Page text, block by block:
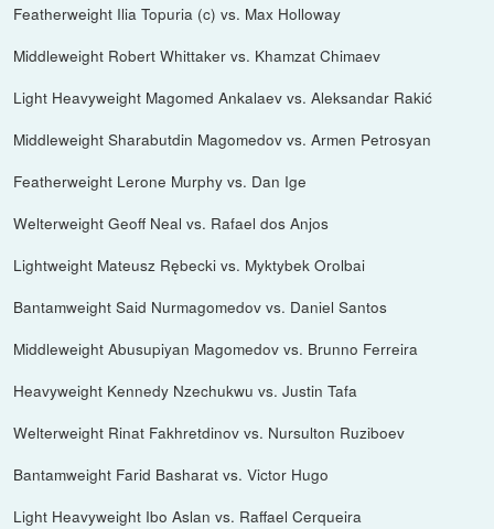
Featherweight Ilia Topuria (c) vs. Max Holloway
Middleweight Robert Whittaker vs. Khamzat Chimaev
Light Heavyweight Magomed Ankalaev vs. Aleksandar Rakić
Middleweight Sharabutdin Magomedov vs. Armen Petrosyan
Featherweight Lerone Murphy vs. Dan Ige
Welterweight Geoff Neal vs. Rafael dos Anjos
Lightweight Mateusz Rębecki vs. Myktybek Orolbai
Bantamweight Said Nurmagomedov vs. Daniel Santos
Middleweight Abusupiyan Magomedov vs. Brunno Ferreira
Heavyweight Kennedy Nzechukwu vs. Justin Tafa
Welterweight Rinat Fakhretdinov vs. Nursulton Ruziboev
Bantamweight Farid Basharat vs. Victor Hugo
Light Heavyweight Ibo Aslan vs. Raffael Cerqueira